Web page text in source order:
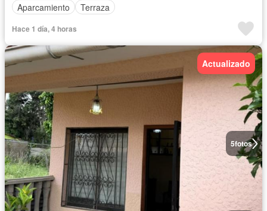
Aparcamiento
Terraza
Hace 1 día, 4 horas
5fotos
Actualizado